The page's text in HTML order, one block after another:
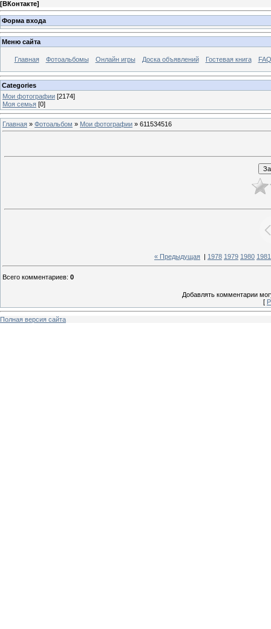
[ВКонтакте]
Форма входа
Меню сайта
Главная Фотоальбомы Онлайн игры Доска объявлений Гостевая книга
Categories
Мои фотографии [2174]
Моя семья [0]
Главная » Фотоальбом » Мои фотографии » 611534516
« Предыдущая 1978 1979 1980 1981
Всего комментариев: 0
Добавлять комментарии
[
Полная версия сайта